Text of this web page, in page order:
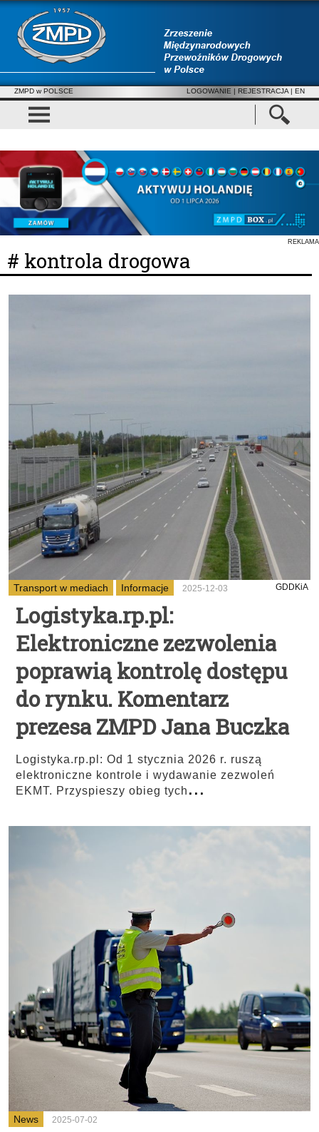
ZMPD w POLSCE LOGOWANIE | REJESTRACJA | EN
REKLAMA
# kontrola drogowa
Transport w mediach Informacje 2025-12-03 GDDKiA
Logistyka.rp.pl:
Elektroniczne zezwolenia
poprawią kontrolę dostępu
do rynku. Komentarz
prezesa ZMPD Jana Buczka
Logistyka.rp.pl: Od 1 stycznia 2026 r. ruszą
elektroniczne kontrole i wydawanie zezwoleń
EKMT. Przyspieszy obieg tych...
News 2025-07-02